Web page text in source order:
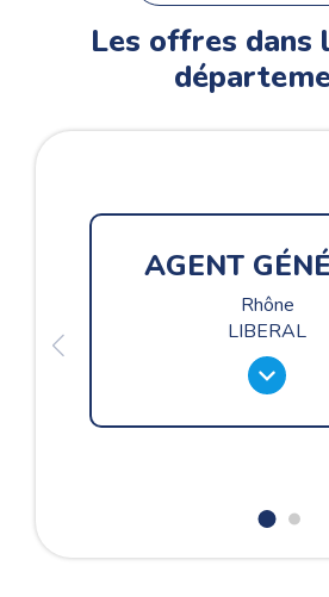
Les offres dans
AGENT
Rhône
LIBERAL